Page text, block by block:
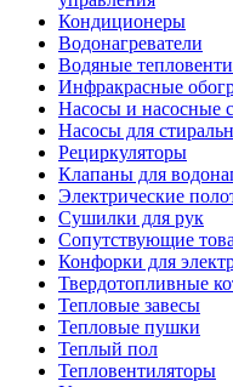
Кондиционеры
Водонагреватели
Водяные
Инфракрасные
Насосы и насосные
Насосы для
Рециркуляторы
Клапаны для
Электрические
Сушилки для рук
Сопутствующие
Конфорки для
Твердотопливные
Тепловые завесы
Тепловые пушки
Теплый пол
Тепловентиляторы